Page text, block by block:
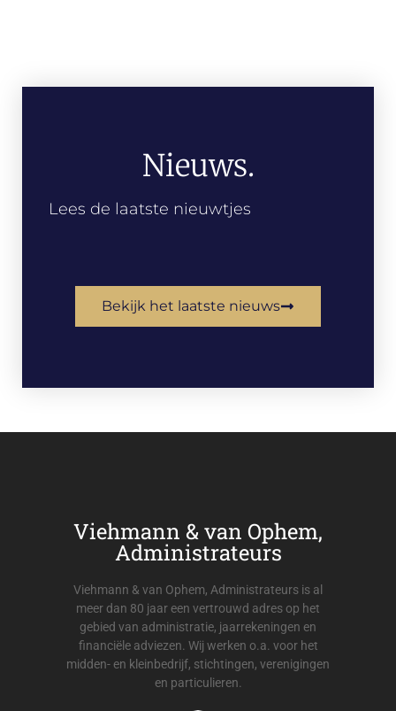
Nieuws.
Lees de laatste nieuwtjes
Bekijk het laatste nieuws
Viehmann & van Ophem,
Administrateurs
Viehmann & van Ophem, Administrateurs is al
meer dan 80 jaar een vertrouwd adres op het
gebied van administratie, jaarrekeningen en
financiële adviezen. Wij werken o.a. voor het
midden- en kleinbedrijf, stichtingen, verenigingen
en particulieren.